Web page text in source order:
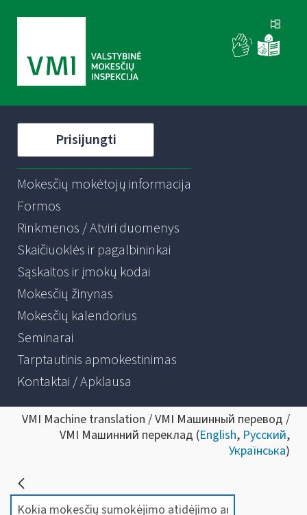
Prisijungti
Mokesčių mokėtojų informacija
Formos
Rinkmenos / Atviri duomenys
Skaičiuoklės ir pagalbininkai
Sąskaitos ir įmokų kodai
Mokesčių žinynas
Mokesčių kalendorius
Seminarai
Tarptautinis apmokestinimas
Kontaktai / Apklausa
VMI Machine translation / VMI Машинный перевод /
VMI Машинний переклад (English, Русский,
Українська)